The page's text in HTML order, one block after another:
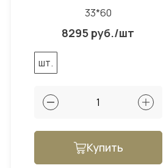
33*60
8295 руб./шт
шт.
Купить